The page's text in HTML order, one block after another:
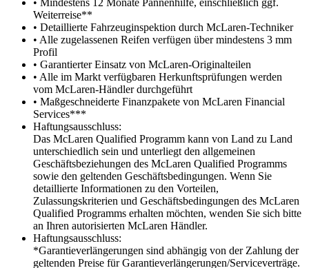
Weiterreise**
• Detaillierte Fahrzeuginspektion durch McLaren-Techniker
• Alle zugelassenen Reifen verfügen über mindestens 3 mm
Profil
• Garantierter Einsatz von McLaren-Originalteilen
• Alle im Markt verfügbaren Herkunftsprüfungen werden
vom McLaren-Händler durchgeführt
• Maßgeschneiderte Finanzpakete von McLaren Financial
Services***
Haftungsausschluss:
Das McLaren Qualified Programm kann von Land zu Land
unterschiedlich sein und unterliegt den allgemeinen
Geschäftsbeziehungen des McLaren Qualified Programms
sowie den geltenden Geschäftsbedingungen. Wenn Sie
detaillierte Informationen zu den Vorteilen,
Zulassungskriterien und Geschäftsbedingungen des McLaren
Qualified Programms erhalten möchten, wenden Sie sich bitte
an Ihren autorisierten McLaren Händler.
Haftungsausschluss:
*Garantieverlängerungen sind abhängig von der Zahlung der
geltenden Preise für Garantieverlängerungen/Serviceverträge.